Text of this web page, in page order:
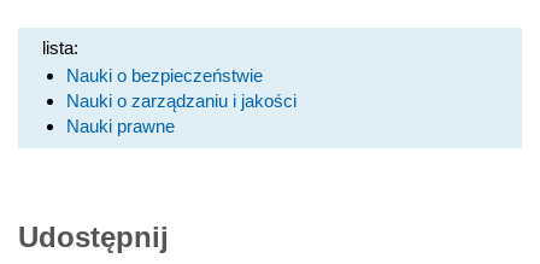
lista:
Nauki o bezpieczeństwie
Nauki o zarządzaniu i jakości
Nauki prawne
Udostępnij